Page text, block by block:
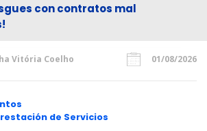
con contratos mal
Vitória Coelho 01/08/2026
de Servicios